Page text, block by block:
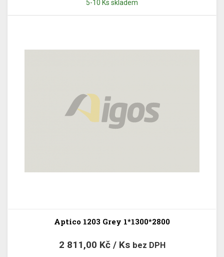
5-10 Ks skladem
Aptico 1203 Grey 1*1300*2800
2 811,00 Kč / Ks bez DPH